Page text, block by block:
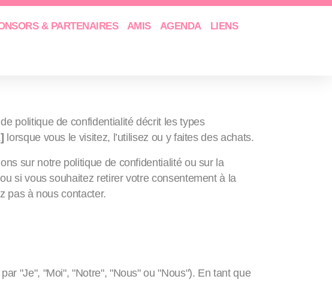
& PARTENAIRES AMIS AGENDA LIENS
politique de confidentialité décrit les types
lorsque vous le visitez, l’utilisez ou y faites des achats.
sur notre politique de confidentialité ou sur la
si vous souhaitez retirer votre consentement à la
pas à nous contacter.
"Je", "Moi", "Notre", "Nous" ou "Nous"). En tant que